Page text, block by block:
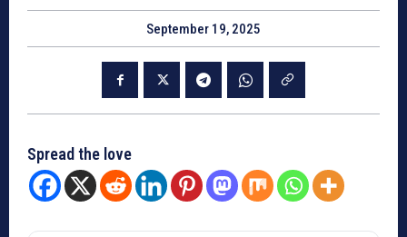
September 19, 2025
Spread the love